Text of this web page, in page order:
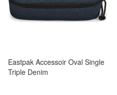
Eastpak Accessoir Oval Single
Triple Denim